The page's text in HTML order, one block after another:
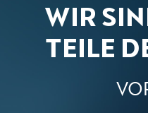
WIR
TEILE